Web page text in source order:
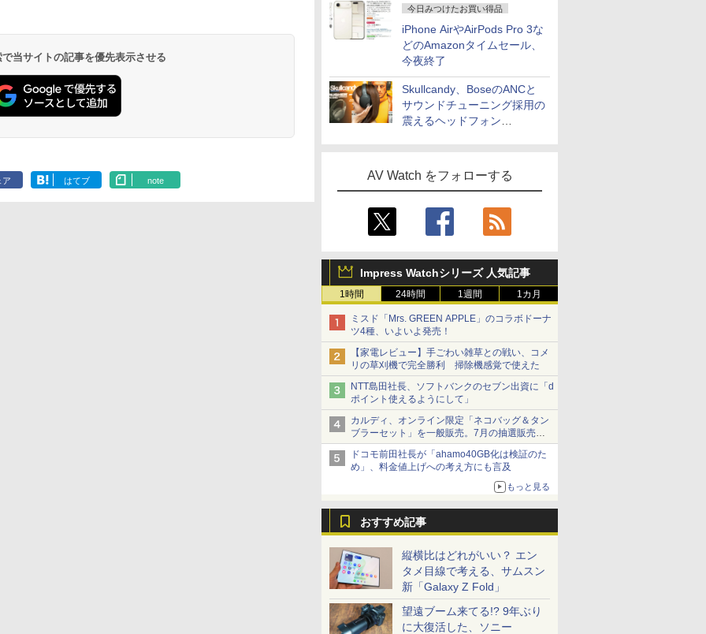
今日みつけたお買い得品
iPhone AirやAirPods Pro 3な
どのAmazonタイムセール、
今夜終了
Skullcandy、BoseのANCと
サウンドチューニング採用の
震えるヘッドフォン
AV Watch をフォローする
Impress Watchシリーズ 人気記事
1時間 24時間 1週間 1カ月
ミスド「Mrs. GREEN APPLE」のコラボドーナ
ツ4種、いよいよ発売！
【家電レビュー】手ごわい雑草との戦い、コメ
リの草刈機で完全勝利 掃除機感覚で使えた
NTT島田社長、ソフトバンクのセブン出資に「d
ポイント使えるようにして」
カルディ、オンライン限定「ネコバッグ＆タン
ブラーセット」を一般販売。7月の抽選販売の
当選無効分
ドコモ前田社長が「ahamo40GB化は検証のた
め」、料金値上げへの考え方にも言及
もっと見る
おすすめ記事
縦横比はどれがいい？ エン
タメ目線で考える、サムスン
新「Galaxy Z Fold」
望遠ブーム来てる!? 9年ぶり
に大復活した、ソニー
当サイトの記事を優先表示させる
ア はてブ note